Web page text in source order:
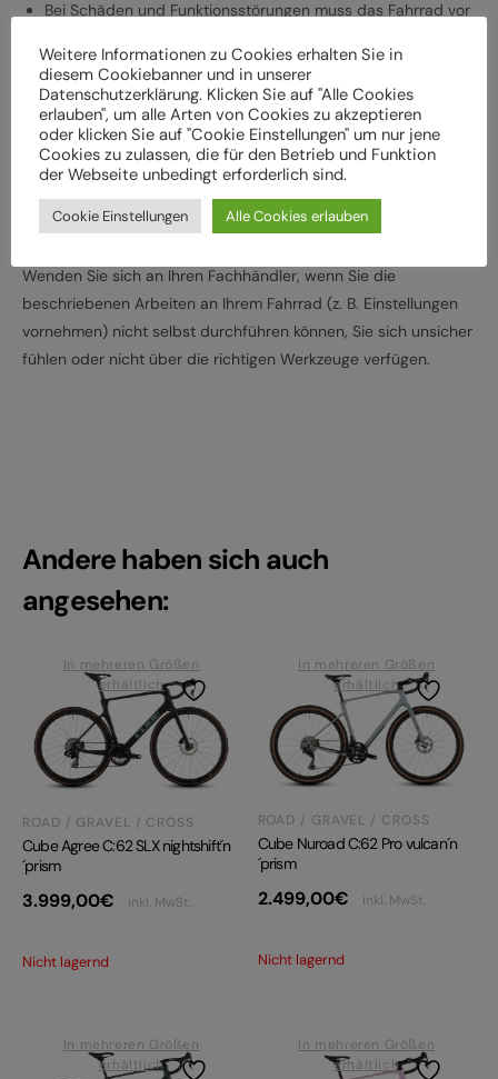
Bei Schäden und Funktionsstörungen muss das Fahrrad vor
überprüft werden
Lassen Sie das Fahrrad entsprechend den
Herstellervorgaben regelmäßig von einem Fachbetrieb
überprüfen und warten, um Gefährdungen, z. B.
verschleißbedingt, zu vermeiden
Halten Sie die angegebenen Drehmomente (Nm) für die
Montage von Bauteilen ein
Wenden Sie sich an Ihren Fachhändler, wenn Sie die
beschriebenen Arbeiten an Ihrem Fahrrad (z. B. Einstellungen
vornehmen) nicht selbst durchführen können, Sie sich unsicher
fühlen oder nicht über die richtigen Werkzeuge verfügen.
Andere haben sich auch
angesehen:
In mehreren Größen
erhältlich
ROAD / GRAVEL / CROSS
Cube Agree C:62 SLX nightshift´n
´prism
3.999,00€ inkl. MwSt.
Nicht lagernd
In mehreren Größen
erhältlich
ROAD / GRAVEL / CROSS
Cube Nuroad C:62 Pro vulcan´n
´prism
2.499,00€ inkl. MwSt.
Nicht lagernd
In mehreren Größen
erhältlich
In mehreren Größen
erhältlich
Weitere Informationen zu Cookies erhalten Sie in
diesem Cookiebanner und in unserer
Datenschutzerklärung. Klicken Sie auf "Alle Cookies
erlauben", um alle Arten von Cookies zu akzeptieren
oder klicken Sie auf "Cookie Einstellungen" um nur jene
Cookies zu zulassen, die für den Betrieb und Funktion
der Webseite unbedingt erforderlich sind.
Cookie Einstellungen Alle Cookies erlauben